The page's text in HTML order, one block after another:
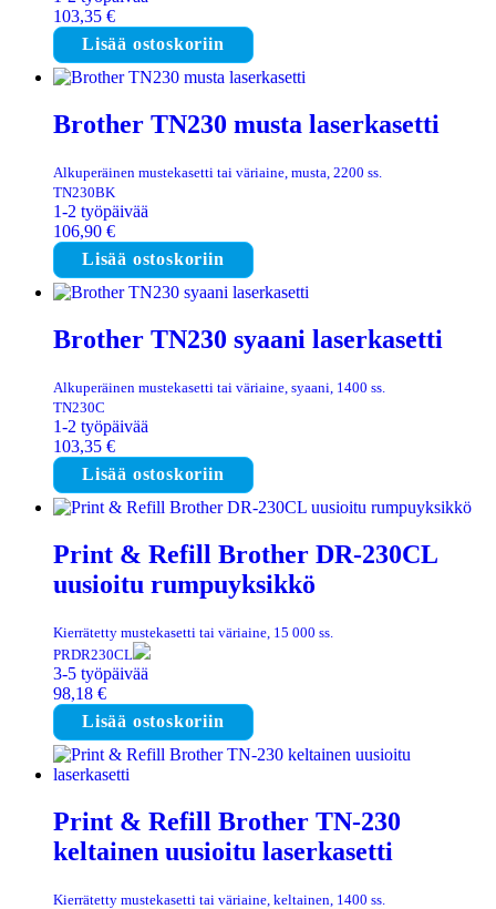
103,35 €
Lisää ostoskoriin
Brother TN230 musta laserkasetti
Alkuperäinen mustekasetti tai väriaine, musta, 2200 ss.
TN230BK
1-2 työpäivää
106,90 €
Lisää ostoskoriin
Brother TN230 syaani laserkasetti
Alkuperäinen mustekasetti tai väriaine, syaani, 1400 ss.
TN230C
1-2 työpäivää
103,35 €
Lisää ostoskoriin
Print & Refill Brother DR-230CL
uusioitu rumpuyksikkö
Kierrätetty mustekasetti tai väriaine, 15 000 ss.
PRDR230CL
3-5 työpäivää
98,18 €
Lisää ostoskoriin
Print & Refill Brother TN-230
keltainen uusioitu laserkasetti
Kierrätetty mustekasetti tai väriaine, keltainen, 1400 ss.